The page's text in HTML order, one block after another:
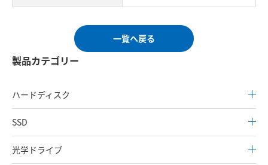
一覧へ戻る
製品カテゴリー
ハードディスク
SSD
光学ドライブ